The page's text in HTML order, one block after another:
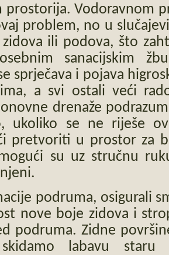
prostorija. Vodoravnom
problem, no u
ili podova, što
sanacijskim
sprječava i pojava
a svi ostali veći
drenaže
ukoliko se ne riješe
pretvoriti u prostor za
su uz stručnu
podruma, osigurali
nove boje zidova i
podruma. Zidne
labavu